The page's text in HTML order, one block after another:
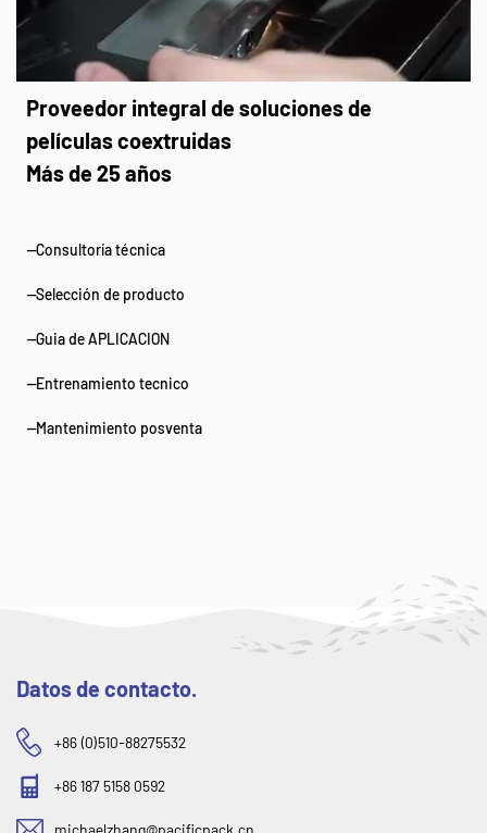
Proveedor integral de soluciones de
películas coextruidas
Más de 25 años
--Consultoría técnica
--Selección de producto
--Guia de APLICACION
--Entrenamiento tecnico
--Mantenimiento posventa
Datos de contacto.
+86 (0)510-88275532
+86 187 5158 0592
michaelzhang@pacificpack.cn